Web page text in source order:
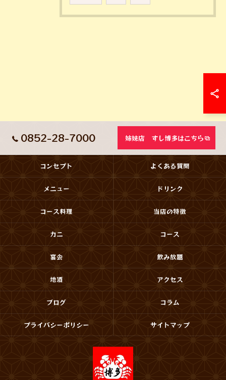
0852-28-7000 姉妹店 すし博多はこちら
コンセプト よくある質問
メニュー ドリンク
コース料理 当店の特徴
カニ コース
宴会 飲み放題
地酒 アクセス
ブログ コラム
プライバシーポリシー サイトマップ